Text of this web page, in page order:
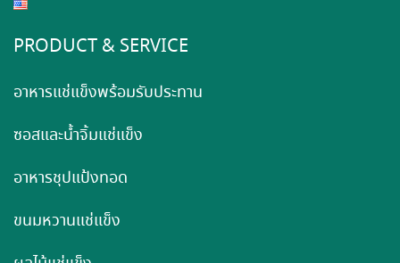
PRODUCT & SERVICE
อาหารแช่แข็งพร้อมรับประทาน
ซอสและน้ำจิ้มแช่แข็ง
อาหารชุปแป้งทอด
ขนมหวานแช่แข็ง